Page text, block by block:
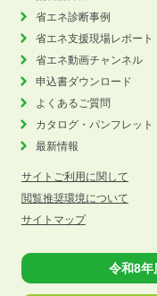
省エネ診断事例
省エネ支援現場レポート
省エネ動画チャンネル
申込書ダウンロード
よくあるご質問
カタログ・パンフレット
最新情報
サイトご利用に関して
閲覧推奨環境について
サイトマップ
令和8